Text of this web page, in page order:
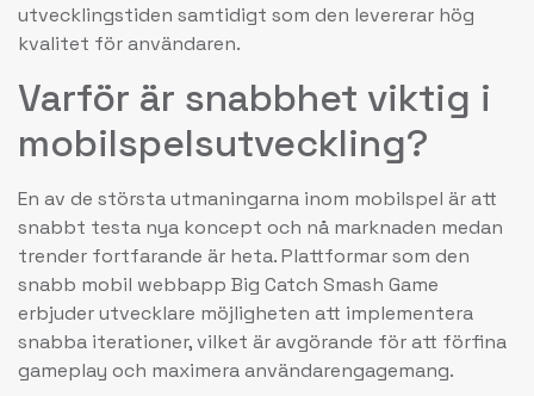
utvecklingstiden samtidigt som den levererar hög
kvalitet för användaren.
Varför är snabbhet viktig i
mobilspelsutveckling?
En av de största utmaningarna inom mobilspel är att
snabbt testa nya koncept och nå marknaden medan
trender fortfarande är heta. Plattformar som den
snabb mobil webbapp Big Catch Smash Game
erbjuder utvecklare möjligheten att implementera
snabba iterationer, vilket är avgörande för att förfina
gameplay och maximera användarengagemang.